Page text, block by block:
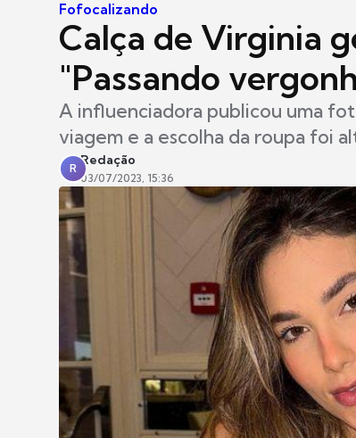
Fofocalizando
Calça de Virginia
"Passando
A influenciadora publicou uma
viagem e a escolha da roupa foi
R
Redação
03/07/2023, 15:36